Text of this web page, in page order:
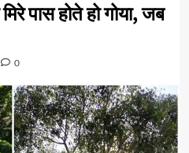
पास होते हो गोया, जब
0